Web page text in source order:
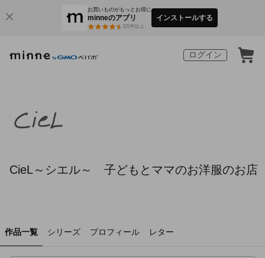
お買いものがもっとお得に
minneのアプリ
3万件以上
インストールする
ログイン
CieL～シエル～ 子どもとママのお洋服のお店
作品一覧 シリーズ プロフィール レター